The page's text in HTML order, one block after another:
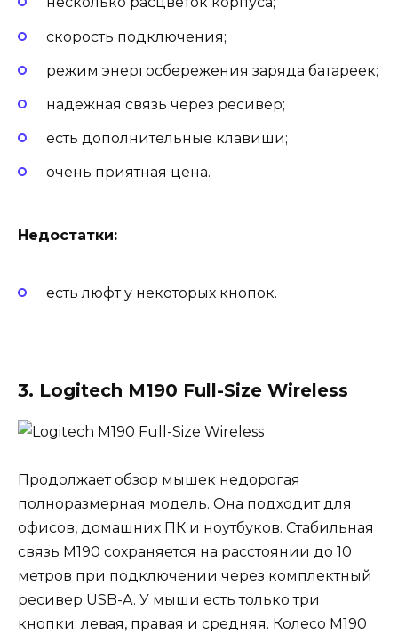
скорость подключения;
режим энергосбережения заряда батареек;
надежная связь через ресивер;
есть дополнительные клавиши;
очень приятная цена.
Недостатки:
есть люфт у некоторых кнопок.
3. Logitech M190 Full-Size Wireless
Продолжает обзор мышек недорогая
полноразмерная модель. Она подходит для
офисов, домашних ПК и ноутбуков. Стабильная
связь M190 сохраняется на расстоянии до 10
метров при подключении через комплектный
ресивер USB-A. У мыши есть только три
кнопки: левая, правая и средняя. Колесо M190